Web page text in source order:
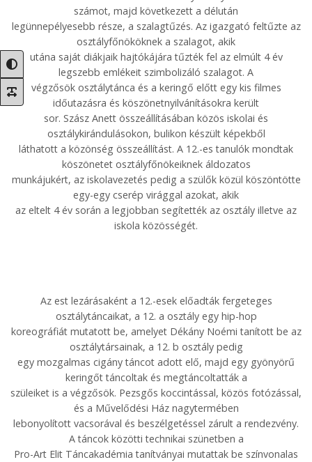
számot, majd következett a délután
legünnepélyesebb része, a szalagtűzés. Az igazgató feltűzte az
osztályfőnököknek a szalagot, akik
utána saját diákjaik hajtókájára tűzték fel az elmúlt 4 év
legszebb emlékeit szimbolizáló szalagot. A
végzősök osztálytánca és a keringő előtt egy kis filmes
időutazásra és köszönetnyilvánításokra került
sor. Szász Anett összeállításában közös iskolai és
osztálykirándulásokon, bulikon készült képekből
láthatott a közönség összeállítást. A 12.-es tanulók mondtak
köszönetet osztályfőnökeiknek áldozatos
munkájukért, az iskolavezetés pedig a szülők közül köszöntötte
egy-egy cserép virággal azokat, akik
az eltelt 4 év során a legjobban segítették az osztály illetve az
iskola közösségét.
Az est lezárásaként a 12.-esek előadták fergeteges
osztálytáncaikat, a 12. a osztály egy hip-hop
koreográfiát mutatott be, amelyet Dékány Noémi tanított be az
osztálytársainak, a 12. b osztály pedig
egy mozgalmas cigány táncot adott elő, majd egy gyönyörű
keringőt táncoltak és megtáncoltatták a
szüleiket is a végzősök. Pezsgős koccintással, közös fotózással,
és a Művelődési Ház nagytermében
lebonyolított vacsorával és beszélgetéssel zárult a rendezvény.
A táncok közötti technikai szünetben a
Pro-Art Elit Táncakadémia tanítványai mutattak be színvonalas